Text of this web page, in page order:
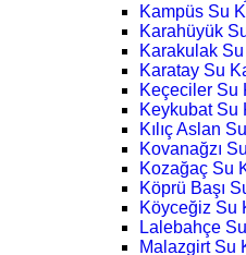
Kampüs Su
Karahüyük
Karakulak Su
Karatay Su
Keçeciler Su
Keykubat Su
Kılıç Aslan
Kovanağzı
Kozağaç Su
Köprü Başı
Köyceğiz Su
Lalebahçe
Malazgirt Su